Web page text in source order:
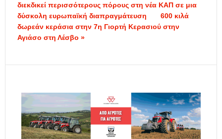
διεκδικεί περισσότερους πόρους στη νέα ΚΑΠ σε μια
δύσκολη ευρωπαϊκή διαπραγμάτευση
600 κιλά
δωρεάν κεράσια στην 7η Γιορτή Κερασιού στην
Αγιάσο στη Λέσβο »